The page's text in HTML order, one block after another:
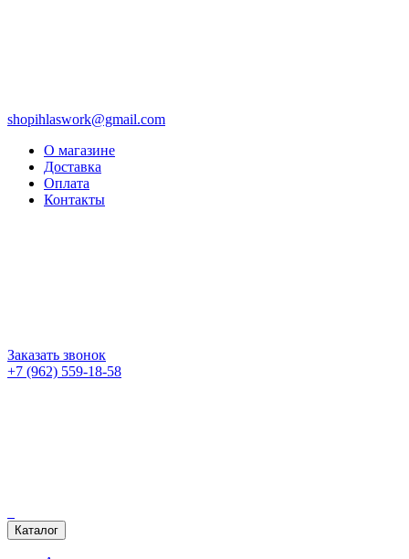
shopihlaswork@gmail.com
О магазине
Доставка
Оплата
Контакты
Заказать звонок
+7 (962) 559-18-58
Каталог